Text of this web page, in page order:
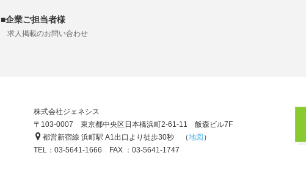
■企業ご担当者様
求人掲載のお問い合わせ
株式会社ジェネシス
〒103-0007 東京都中央区日本橋浜町2-61-11 飯森ビル7F
都営新宿線 浜町駅 A1出口より徒歩30秒 （地図 ）
TEL：03-5641-1666 FAX ：03-5641-1747